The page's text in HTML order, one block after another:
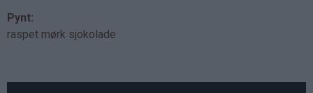
Pynt:
raspet mørk sjokolade